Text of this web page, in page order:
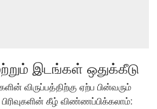
இடங்கள் ஒதுக்கீடு
விருப்பத்திற்கு ஏற்ப பின்வரும்
கீழ் விண்ணப்பிக்கலாம்: